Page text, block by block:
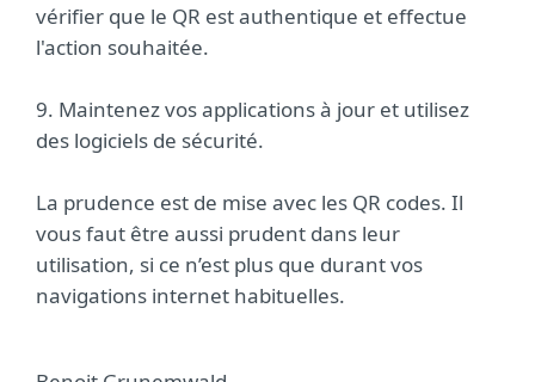
vérifier que le QR est authentique et effectue
l'action souhaitée.
9. Maintenez vos applications à jour et utilisez
des logiciels de sécurité.
La prudence est de mise avec les QR codes. Il
vous faut être aussi prudent dans leur
utilisation, si ce n’est plus que durant vos
navigations internet habituelles.